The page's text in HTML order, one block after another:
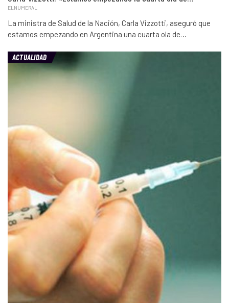
ELNUMERAL
La ministra de Salud de la Nación, Carla Vizzotti, aseguró que
estamos empezando en Argentina una cuarta ola de…
ACTUALIDAD